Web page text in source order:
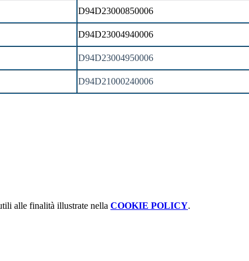
D94D23000850006
D94D23004940006
D94D23004950006
D94D21000240006
alle finalità illustrate nella COOKIE POLICY.